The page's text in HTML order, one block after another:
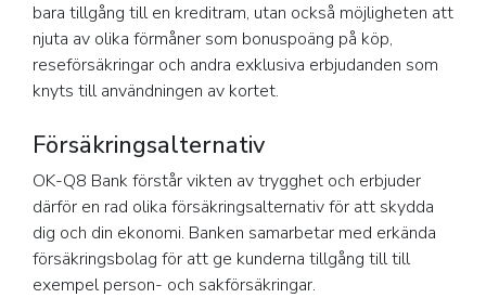
bara tillgång till en kreditram, utan också möjligheten att
njuta av olika förmåner som bonuspoäng på köp,
reseförsäkringar och andra exklusiva erbjudanden som
knyts till användningen av kortet.
Försäkringsalternativ
OK-Q8 Bank förstår vikten av trygghet och erbjuder
därför en rad olika försäkringsalternativ för att skydda
dig och din ekonomi. Banken samarbetar med erkända
försäkringsbolag för att ge kunderna tillgång till till
exempel person- och sakförsäkringar.